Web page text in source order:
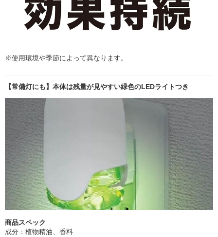
※使用環境や季節によって異なります。
【常備灯にも】本体は残量が見やすい緑色のLEDライトつき
商品スペック
成分：植物精油、香料